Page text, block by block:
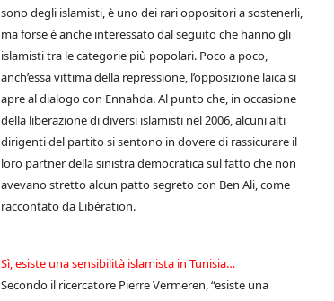
sono degli islamisti, è uno dei rari oppositori a sostenerli,
ma forse è anche interessato dal seguito che hanno gli
islamisti tra le categorie più popolari. Poco a poco,
anch’essa vittima della repressione, l’opposizione laica si
apre al dialogo con Ennahda. Al punto che, in occasione
della liberazione di diversi islamisti nel 2006, alcuni alti
dirigenti del partito si sentono in dovere di rassicurare il
loro partner della sinistra democratica sul fatto che non
avevano stretto alcun patto segreto con Ben Ali, come
raccontato da Libération.
Sì, esiste una sensibilità islamista in Tunisia…
Secondo il ricercatore Pierre Vermeren, “esiste una